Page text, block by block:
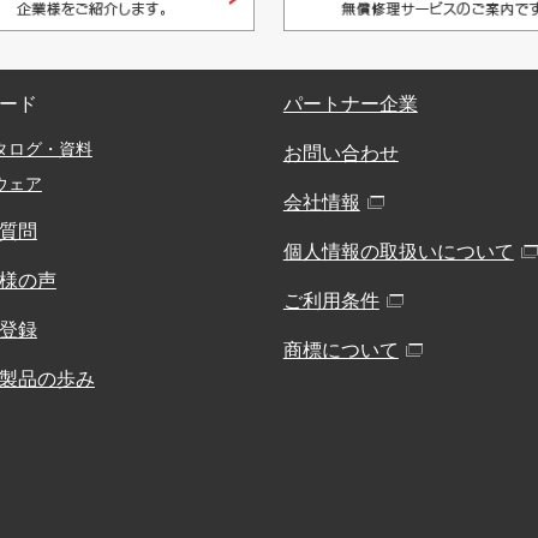
ド
ログ・資料
ェア
問
の声
録
品の歩み
パートナー企業
お問い合わせ
会社情報
個人情報の取扱いについて
ご利用条件
商標について